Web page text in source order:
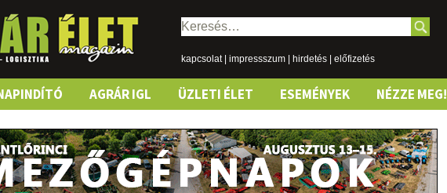
Keresés:
kapcsolat| impressszum hirdetés előfizetés
AGRÁR IGL ÜZLETI ÉLET ESEMÉNYEK NÉZZE MEG!